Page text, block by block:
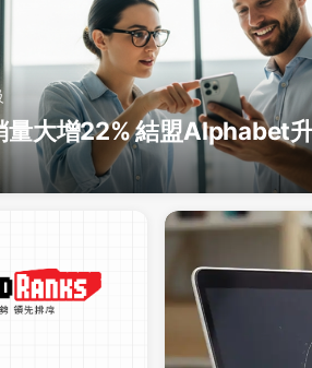
量大增22% 結盟Alphabet